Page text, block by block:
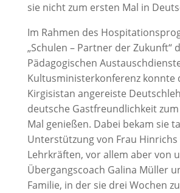
sie nicht zum ersten Mal in
Im Rahmen des
„Schulen – Partner der Zukunft“
Pädagogischen
Kultusministerkonferenz konnte
Kirgisistan angereiste
deutsche Gastfreundlichkeit
Mal genießen. Dabei bekam sie
Unterstützung von Frau
Lehrkräften, vor allem aber von
Übergangscoach Galina Müller
Familie, in der sie drei Wochen